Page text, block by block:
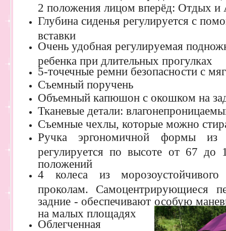
2 положения лицом вперёд: Отдых и
Глубина сиденья регулируется с
вставки
Очень удобная регулируемая
ребенка при длительных прогулках
5-точечные ремни безопасности с
Съемный поручень
Объемный капюшон с окошком на
Тканевые детали:
Съемные чехлы, которые можно
Ручка эргономичной формы из
регулируется по высоте от 67 до
положений
4 колеса из
проколам. Самоцентрирующиеся
задние - обеспечивают особую
на малых площадях
Облегченная